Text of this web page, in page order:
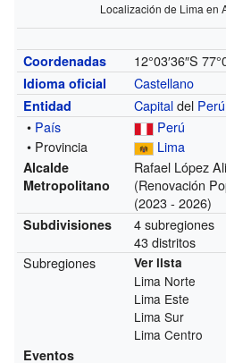
Localización de Lima en
Coordenadas 12°03′36″S
Idioma oficial Castellano
Entidad Capitaldel Perú
• País
Perú
• Provincia
Lima
Alcalde
Metropolitano
Rafael López
(Renovación
(2023 - 2026)
Subdivisiones
4 subregiones
43 distritos
Subregiones
Ver lista
Lima Norte
Lima Este
Lima Sur
Lima Centro
Eventos